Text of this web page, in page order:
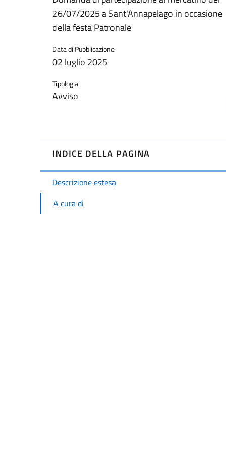
26/07/2025 a Sant'Annapelago in occasione
della festa Patronale
Data di Pubblicazione
02 luglio 2025
Tipologia
Avviso
INDICE DELLA PAGINA
Descrizione estesa
A cura di